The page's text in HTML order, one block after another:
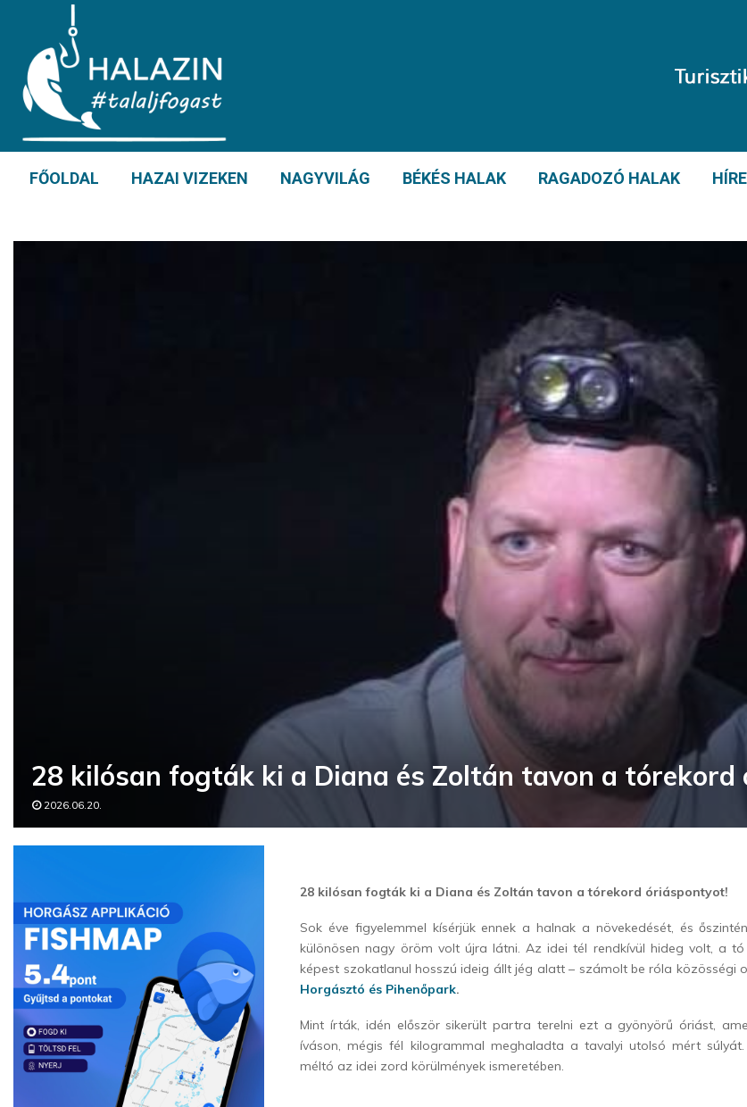
FŐOLDAL HAZAI VIZEKEN NAGYVILÁG BÉKÉS HALAK RAGADOZÓ HALAK
28 kilósan fogták ki a Diana és Zoltán tavon a
2026.06.20.
28 kilósan fogták ki a Diana és Zoltán tavon a tórekord óriáspontyot!
Sok éve figyelemmel kísérjük ennek a halnak a növekedését, és
különösen nagy öröm volt újra látni. Az idei tél rendkívül hideg volt, a
képest szokatlanul hosszú ideig állt jég alatt – számolt be róla közösségi
Horgásztó és Pihenőpark.
Mint írták, idén először sikerült partra terelni ezt a gyönyörű óriást,
íváson, mégis fél kilogrammal meghaladta a tavalyi utolsó mért súlyát.
méltó az idei zord körülmények ismeretében.